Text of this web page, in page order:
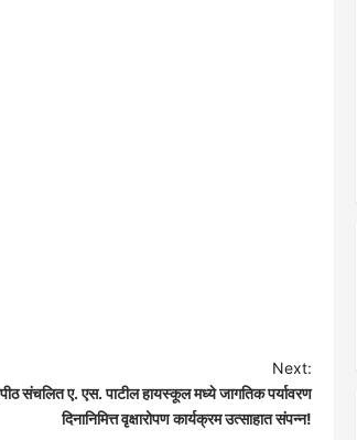
Next:
संचलित ए. एस. पाटील हायस्कूल मध्ये जागतिक पर्यावरण
दिनानिमित्त वृक्षारोपण कार्यक्रम उत्साहात संपन्न!